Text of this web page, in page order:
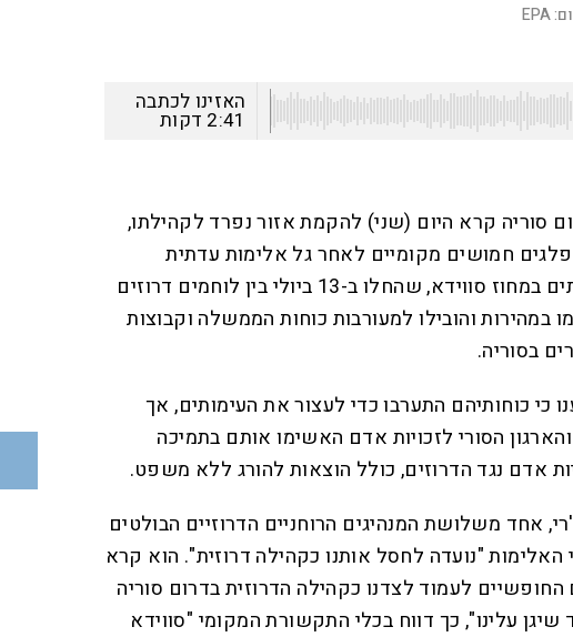
EPA
האזינו לכתבה
2:41 דקות
סוריה קרא היום (שני) להקמת אזור נפרד לקהילתו,
חמושים מקומיים לאחר גל אלימות עדתית
בחודש שעבר. העימותים במחוז סווידא, שהחלו ב-13 ביולי בין לוחמים דרוזים
במהירות והובילו למעורבות כוחות הממשלה וקבוצות
בסוריה.
כי כוחותיהם התערבו כדי לעצור את העימותים, אך
הסורי לזכויות אדם האשימו אותם בתמיכה
אדם נגד הדרוזים, כולל הוצאות להורג ללא משפט.
אחד משלושת המנהיגים הרוחניים הדרוזיים הבולטים
האלימות "נועדה לחסל אותנו כקהילה דרוזית". הוא קרא
לעמוד לצדנו כקהילה הדרוזית בדרום סוריה
שיגן עלינו", כך דווח בכלי התקשורת המקומי "סווידא